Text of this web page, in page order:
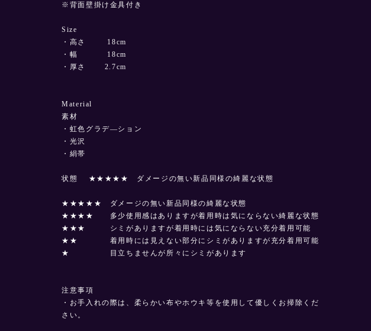
※背面壁掛け金具付き
Size
・高さ 18cm
・幅 18cm
・厚さ 2.7cm
Material
素材
・虹色グラデ―ション
・光沢
・絹帯
状態 ★★★★★ ダメージの無い新品同様の綺麗な状態
★★★★★ ダメージの無い新品同様の綺麗な状態
★★★★ 多少使用感はありますが着用時は気にならない綺麗な状態
★★★ シミがありますが着用時には気にならない充分着用可能
★★ 着用時には見えない部分にシミがありますが充分着用可能
★ 目立ちませんが所々にシミがあります
注意事項
・お手入れの際は、柔らかい布やホウキ等を使用して優しくお掃除くだ
さい。